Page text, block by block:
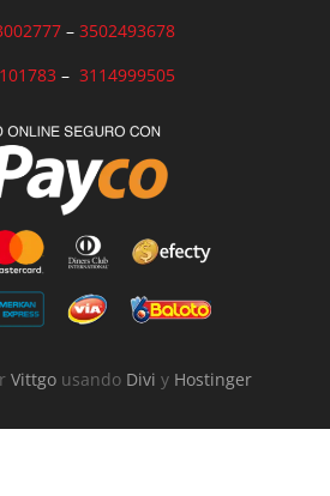
–3502493678
–3114999505
Vittgousando Divi y Hostinger